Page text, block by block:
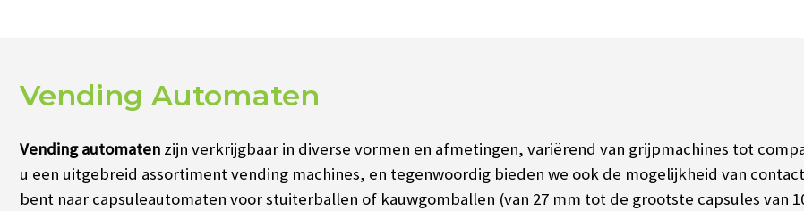
Vending Automaten
Vending automaten zijn verkrijgbaar in diverse vormen en afmetingen, variërend van grijpmachines tot
u een uitgebreid assortiment vending machines, en tegenwoordig bieden we ook de mogelijkheid van
bent naar capsuleautomaten voor stuiterballen of kauwgomballen (van 27 mm tot de grootste capsules van